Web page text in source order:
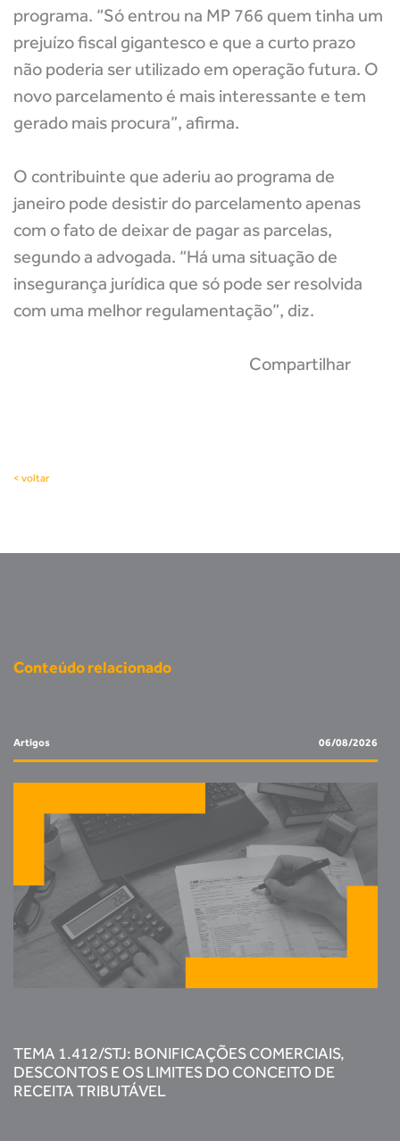
programa. “Só entrou na MP 766 quem tinha um
prejuízo fiscal gigantesco e que a curto prazo
não poderia ser utilizado em operação futura. O
novo parcelamento é mais interessante e tem
gerado mais procura”, afirma.
O contribuinte que aderiu ao programa de
janeiro pode desistir do parcelamento apenas
com o fato de deixar de pagar as parcelas,
segundo a advogada. “Há uma situação de
insegurança jurídica que só pode ser resolvida
com uma melhor regulamentação”, diz.
Compartilhar
< voltar
Conteúdo relacionado
Artigos 06/08/2026
TEMA 1.412/STJ: BONIFICAÇÕES COMERCIAIS,
DESCONTOS E OS LIMITES DO CONCEITO DE
RECEITA TRIBUTÁVEL